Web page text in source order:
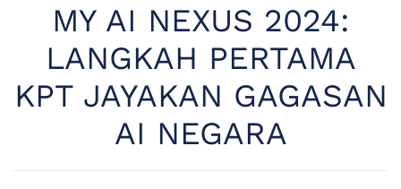
MY AI NEXUS 2024:
LANGKAH PERTAMA
KPT JAYAKAN GAGASAN
AI NEGARA